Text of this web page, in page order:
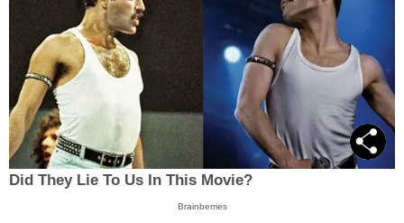
Did They Lie To Us In This Movie?
Brainberries